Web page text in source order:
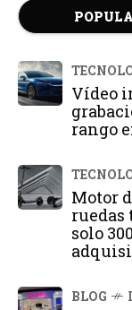
Vídeo
rango
Motor
ruedas
solo
BLOG